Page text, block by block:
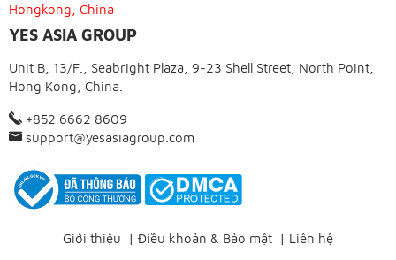
Hongkong, China
YES ASIA GROUP
Unit B, 13/F., Seabright Plaza, 9-23 Shell Street, North Point,
Hong Kong, China.
+852 6662 8609
support@yesasiagroup.com
Giới thiệu | Điều khoản & Bảo mật | Liên hệ